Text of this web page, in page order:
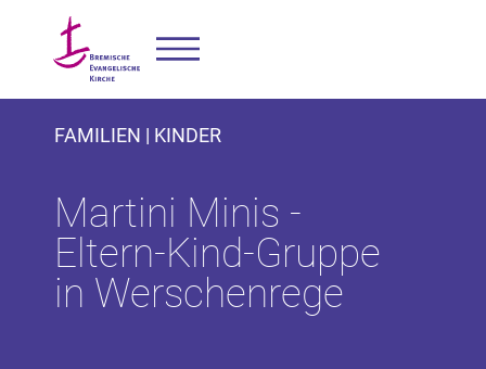
FAMILIEN | KINDER
Martini Minis -
Eltern-Kind-Gruppe
in Werschenrege